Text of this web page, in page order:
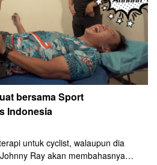
bersama Sport
Indonesia
untuk cyclist, walaupun dia
Ray akan membahasnya